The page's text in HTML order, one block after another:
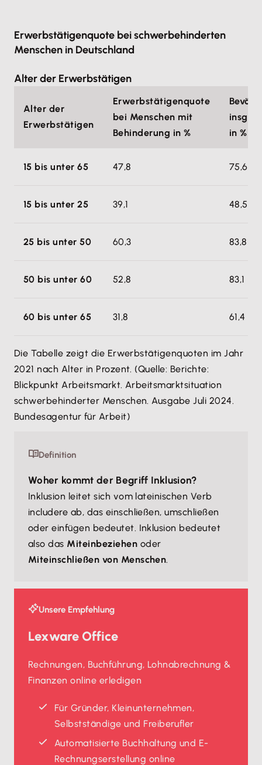
Erwerbstätigenquote bei schwerbehinderten
Menschen in Deutschland
Alter der Erwerbstätigen
Alter der
Erwerbstätigen
Erwerbstätigenquote
bei Menschen mit
Behinderung in %
in %
15 bis unter 65 47,8 75,6
15 bis unter 25 39,1 48,5
25 bis unter 50 60,3 83,8
50 bis unter 60 52,8 83,1
60 bis unter 65 31,8 61,4
Die Tabelle zeigt die Erwerbstätigenquoten im Jahr
2021 nach Alter in Prozent. (Quelle: Berichte:
Blickpunkt Arbeitsmarkt. Arbeitsmarktsituation
schwerbehinderter Menschen. Ausgabe Juli 2024.
Bundesagentur für Arbeit)
Definition
Woher kommt der Begriff Inklusion?
Inklusion leitet sich vom lateinischen Verb
includere ab, das einschließen,umschließen
odereinfügen bedeutet. Inklusion bedeutet
also das Miteinbeziehen oder
Miteinschließen von Menschen.
Unsere Empfehlung
Lexware Office
Rechnungen, Buchführung, Lohnabrechnung &
Finanzen online erledigen
Für Gründer, Kleinunternehmen,
Selbstständige und Freiberufler
Automatisierte Buchhaltung und E-
Rechnungserstellung online